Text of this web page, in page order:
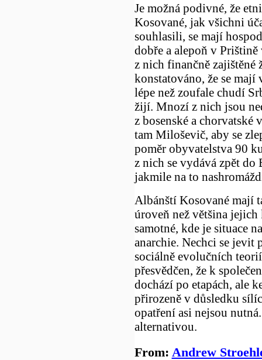
Je možná podivné, že
Kosované, jak všichni
souhlasili, se mají
dobře a alepoň v Prištině
z nich finančně
konstatováno, že se mají
lépe než zoufale chudí
žijí. Mnozí z nich jsou
z bosenské a chorvatské
tam Miloševič, aby se
poměr obyvatelstva 90
z nich se vydává zpět do
jakmile na to
Albánští Kosované mají
úroveň než většina
samotné, kde je situace
anarchie. Nechci se jevit
sociálně evolučních
přesvědčen, že k
dochází po etapách, ale
přirozeně v důsledku
opatření asi nejsou
alternativou.
From: Andrew